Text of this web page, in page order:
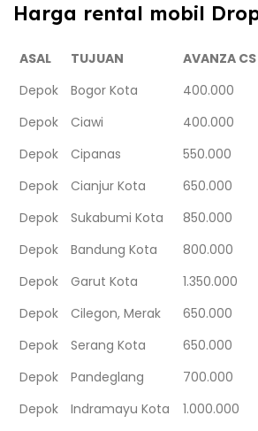
Harga rental mobil
ASAL TUJUAN AVANZA CS
Depok
Bogor Kota 400.000
Depok
Ciawi 400.000
Depok
Cipanas 550.000
Depok
Cianjur Kota 650.000
Depok
Sukabumi Kota 850.000
Depok
Bandung Kota 800.000
Depok
Garut Kota 1.350.000
Depok
Cilegon, Merak 650.000
Depok
Serang Kota 650.000
Depok
Pandeglang 700.000
Depok
Indramayu Kota 1.000.000